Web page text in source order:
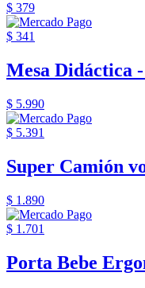
$ 379
$ 341
Mesa Didáctica
$ 5.990
$ 5.391
Super Camión
$ 1.890
$ 1.701
Porta Bebe